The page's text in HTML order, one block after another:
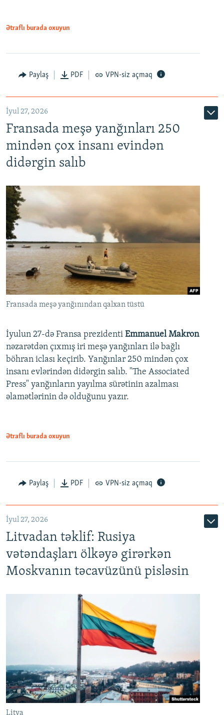
Ətraflı burada oxuyun
Paylaş PDF VPN-siz açmaq
İyul 27, 2026
Fransada meşə yanğınları 250
mindən çox insanı evindən
didərgin salıb
Fransada meşə yanğınından qalxan tüstü
İyulun 27-də Fransa prezidenti Emmanuel Makron
nəzarətdən çıxmış iri meşə yanğınları ilə bağlı
böhran iclası keçirib. Yanğınlar 250 mindən çox
insanı evlərindən didərgin salıb. "The Associated
Press" yanğınların yayılma sürətinin azalması
əlamətlərinin də olduğunu yazır.
Ətraflı burada oxuyun
Paylaş PDF VPN-siz açmaq
İyul 27, 2026
Litvadan təklif: Rusiya
vətəndaşları ölkəyə girərkən
Moskvanın təcavüzünü pisləsin
Litva